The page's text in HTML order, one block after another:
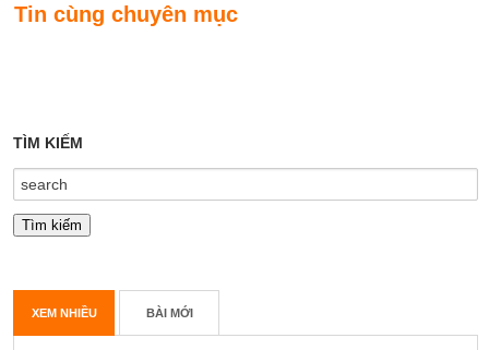
Tin cùng chuyên mục
TÌM KIẾM
XEM NHIỀU BÀI MỚI